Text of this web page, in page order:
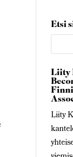
Etsi
Liity
Liity